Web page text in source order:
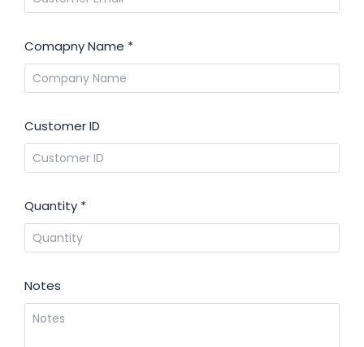
Comapny Name *
Customer ID
Quantity *
Notes